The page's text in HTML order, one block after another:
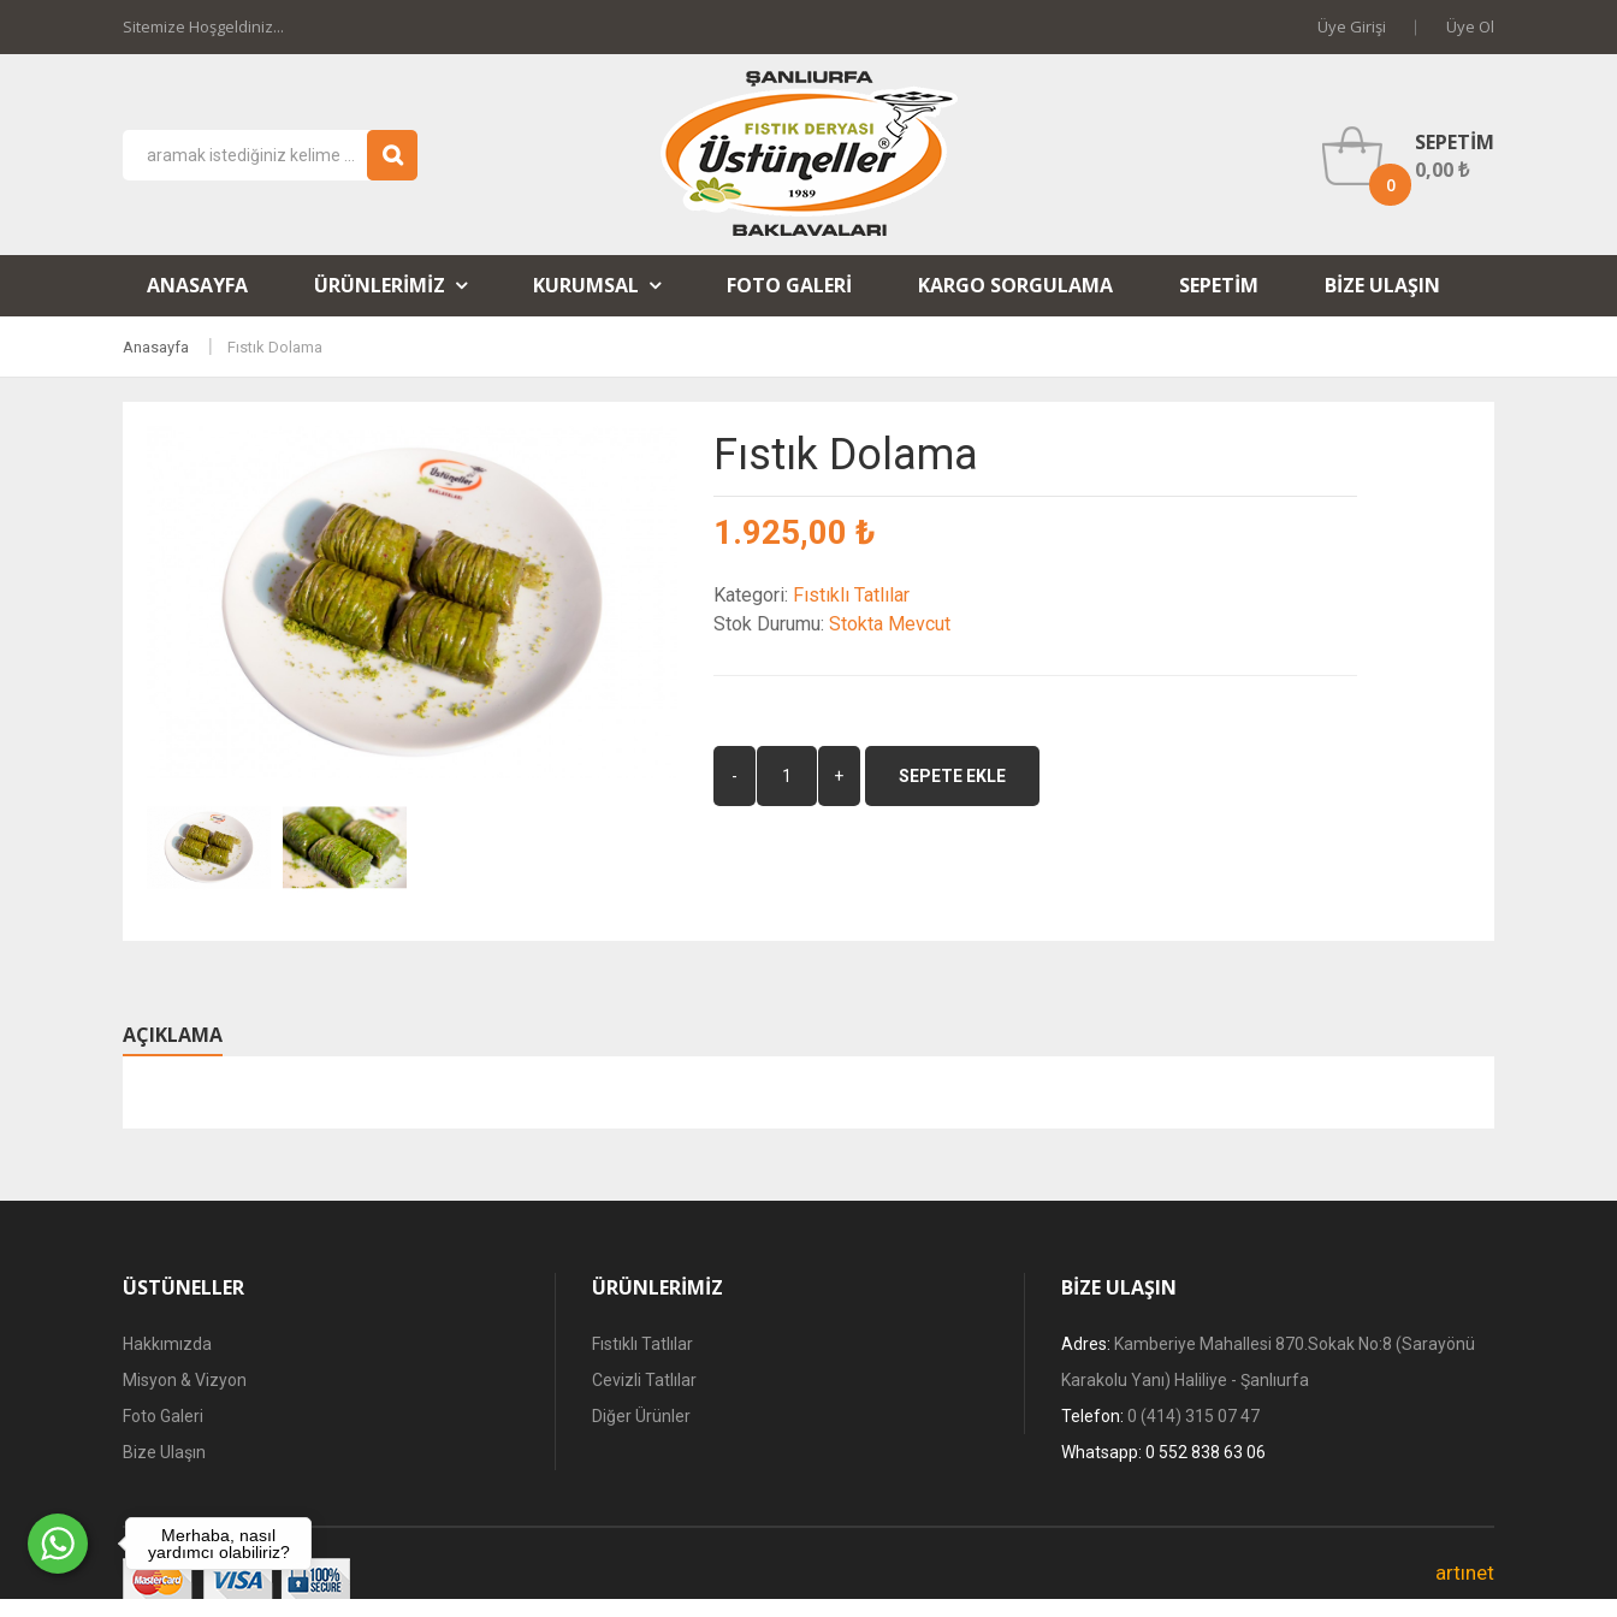
Sitemize Hoşgeldiniz... Üye Girişi Üye Ol
0
SEPETIM
0,00 ₺
ANASAYFA ÜRÜNLERIMIZ KURUMSAL FOTO GALERI KARGO SORGULAMA SEPETIM BIZE ULAŞIN
Anasayfa Fıstık Dolama
Fıstık Dolama
1.925,00 ₺
Kategori: Fıstıklı Tatlılar
Stok Durumu: Stokta Mevcut
SEPETE EKLE
AÇIKLAMA
ÜSTÜNELLER
Hakkımızda
Misyon & Vizyon
Foto Galeri
Bize Ulaşın
ÜRÜNLERIMIZ
Fıstıklı Tatlılar
Cevizli Tatlılar
Diğer Ürünler
BIZE ULAŞIN
Adres: Kamberiye Mahallesi 870.Sokak No:8 (Sarayönü
Karakolu Yanı) Haliliye - Şanlıurfa
Telefon: 0 (414) 315 07 47
Whatsapp: 0 552 838 63 06
artınet
Merhaba, nasıl
yardımcı olabiliriz?